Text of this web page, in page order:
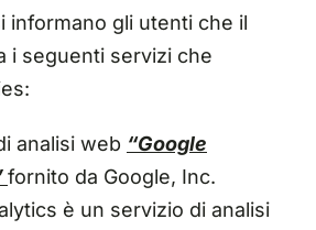
informano gli utenti che il
i seguenti servizi che
analisi web “Google
fornito da Google, Inc.
è un servizio di analisi